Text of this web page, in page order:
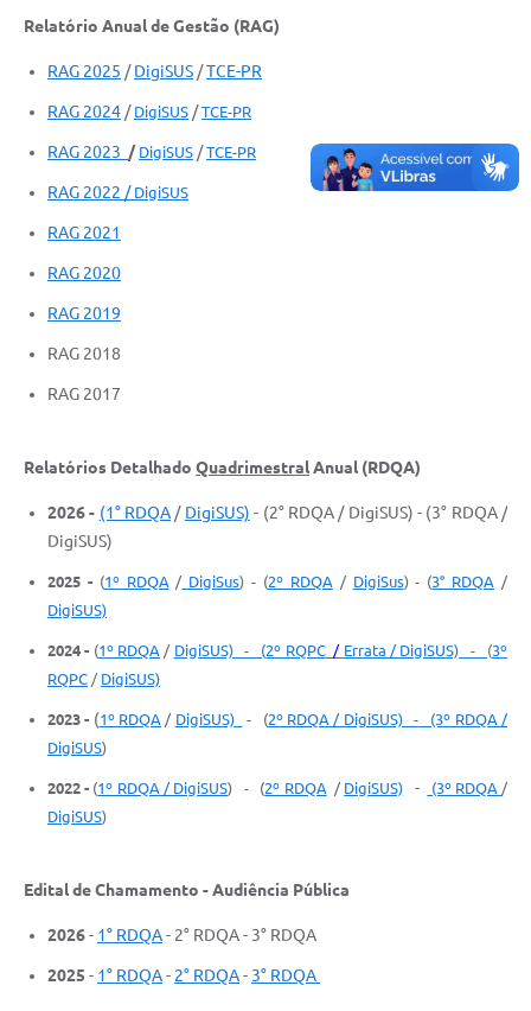
Relatório Anual de Gestão (RAG)
RAG 2025 /DigiSUS /TCE-PR
RAG 2024 / DigiSUS /TCE-PR
RAG 2023 / DigiSUS /TCE-PR
RAG 2022 / DigiSUS
RAG 2021
RAG 2020
RAG 2019
RAG 2018
RAG 2017
Relatórios Detalhado QuadrimestralAnual (RDQA)
2026 - (1° RDQA / DigiSUS) - (2° RDQA / DigiSUS) - (3° RDQA /
DigiSUS)
2025 - (1º RDQA/ DigiSus) - (2º RDQA/ DigiSus) - (3° RDQA /
DigiSUS)
2024 - (1º RDQA/ DigiSUS) - (2º RQPC/ Errata / DigiSUS) - (3º
RQPC / DigiSUS)
2023 - (1º RDQA / DigiSUS) - (2º RDQA/ DigiSUS) - (3º RDQA/
DigiSUS)
2022 - (1º RDQA/ DigiSUS) - (2º RDQA/ DigiSUS) - (3º RDQA /
DigiSUS)
Edital de Chamamento - Audiência Pública
2026- 1° RDQA- 2° RDQA - 3° RDQA
2025 - 1° RDQA- 2° RDQA- 3° RDQA